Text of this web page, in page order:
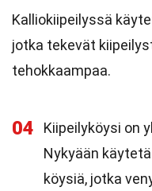
Kalliokiipeilyssä
jotka tekevät
tehokkaampaa.
04
Kiipeilyköysi on
Nykyään
köysiä, jotka